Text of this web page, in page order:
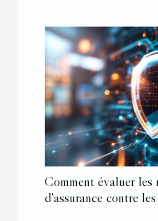
Comment évaluer les
d'assurance contre